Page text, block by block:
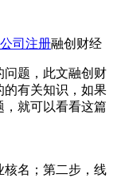
司注册融创财经
问题，此文融创财
的有关知识，如果
就可以看看这篇
核名；第二步，线